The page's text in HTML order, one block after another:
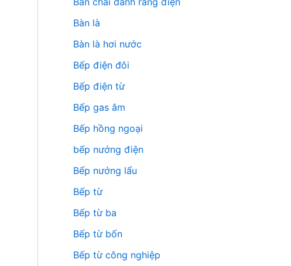
Bàn là
Bàn là hơi nước
Bếp điện đôi
Bếp điện từ
Bếp gas âm
Bếp hồng ngoại
bếp nướng điện
Bếp nướng lẩu
Bếp từ
Bếp từ ba
Bếp từ bốn
Bếp từ công nghiệp